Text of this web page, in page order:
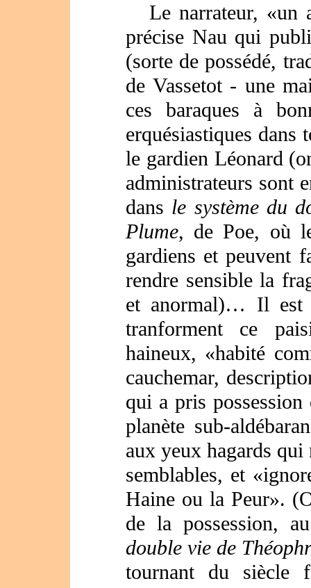
Le narrateur, «un
précise Nau qui
(sorte de possédé,
de Vassetot - une
ces baraques à
erquésiastiques dans
le gardien Léonard
administrateurs sont
dans le système du
Plume, de Poe, où
gardiens et peuvent
rendre sensible la
et anormal)… Il est
tranforment ce
haineux, «habité
cauchemar,
qui a pris
planète sub-
aux yeux hagards
semblables, et
Haine ou la Peur».
de la possession,
double vie de
tournant du siècle